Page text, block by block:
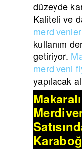
düzeyde
Kaliteli ve
merdivenleri
kullanım
getiriyor.
merdiveni
yapılacak